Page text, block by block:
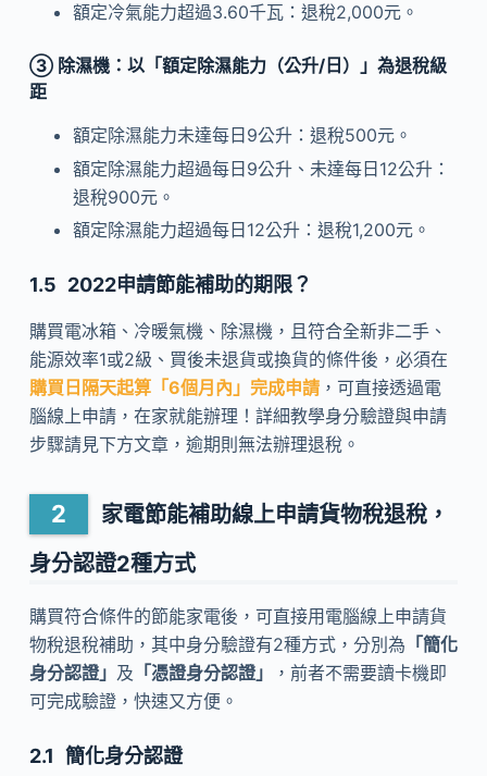
額定冷氣能力超過3.60千瓦：退稅2,000元。
③ 除濕機：以「額定除濕能力（公升/日）」為退稅級
距
額定除濕能力未達每日9公升：退稅500元。
額定除濕能力超過每日9公升、未達每日12公升：
退稅900元。
額定除濕能力超過每日12公升：退稅1,200元。
2022申請節能補助的期限？
購買電冰箱、冷暖氣機、除濕機，且符合全新非二手、
能源效率1或2級、買後未退貨或換貨的條件後，必須在
購買日隔天起算「6個月內」完成申請，可直接透過電
腦線上申請，在家就能辦理！詳細教學身分驗證與申請
步驟請見下方文章，逾期則無法辦理退稅。
家電節能補助線上申請貨物稅退稅，
身分認證2種方式
購買符合條件的節能家電後，可直接用電腦線上申請貨
物稅退稅補助，其中身分驗證有2種方式，分別為 「簡化
身分認證」 及 「憑證身分認證」
，前者不需要讀卡機即
可完成驗證，快速又方便。
簡化身分認證